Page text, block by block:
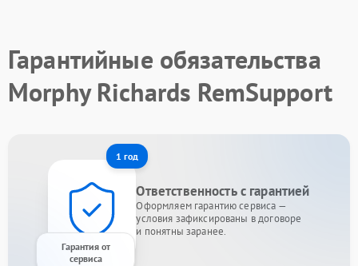
Гарантийные обязательства
Morphy Richards RemSupport
1 год
Гарантия от
сервиса
Ответственность с гарантией
Оформляем гарантию сервиса —
условия зафиксированы в договоре
и понятны заранее.